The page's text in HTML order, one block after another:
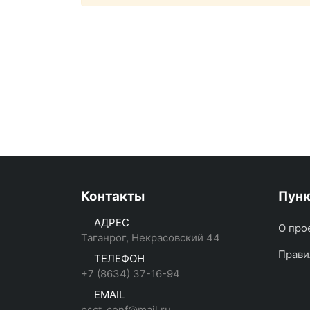
Контакты
АДРЕС
Таганрог, Некрасовский 44
ТЕЛЕФОН
+7 (8634) 37-16-94
EMAIL
О